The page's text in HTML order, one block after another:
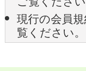
現行の会員
覧ください。